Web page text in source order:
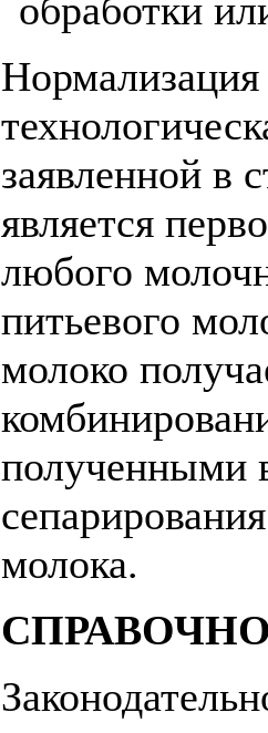
обработки
Нормализация
заявленной в
является
любого
питьевого
молоко
полученными
молока.